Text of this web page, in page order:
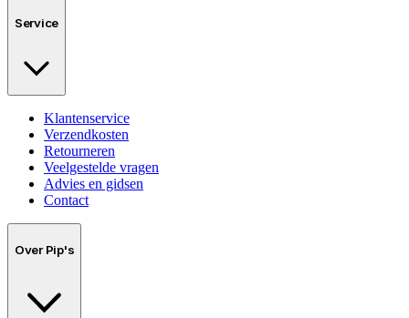
Service
Klantenservice
Verzendkosten
Retourneren
Veelgestelde vragen
Advies en gidsen
Contact
Over Pip's